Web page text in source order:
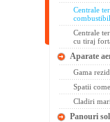
Centrale
Centrale
cu tiraj
Aparate
Gama
Spatii
Cladiri mari
Panouri